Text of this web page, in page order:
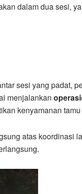
dalam dua sesi,
sesi yang padat,
menjalankan
kenyamanan
atas koordinasi